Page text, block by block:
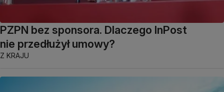
PZPN bez sponsora. Dlaczego InPost
nie przedłużył umowy?
Z KRAJU